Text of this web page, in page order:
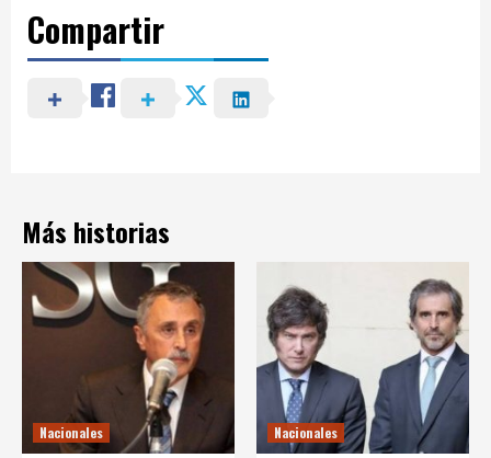
Compartir
Más historias
Nacionales Nacionales